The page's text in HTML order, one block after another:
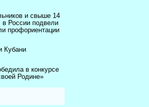
и свыше 14
в России подвели
профориентации
Кубани
в конкурсе
Родине»